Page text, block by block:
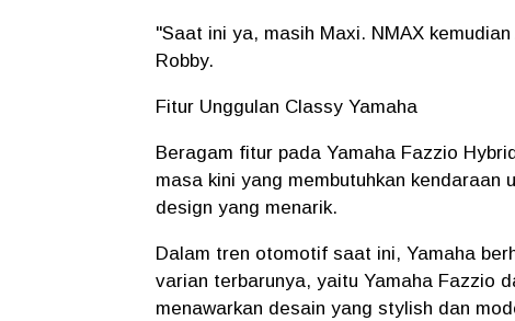
"Saat ini ya, masih Maxi. NMAX
Robby.
Fitur Unggulan Classy Yamaha
Beragam fitur pada Yamaha Fazzio
masa kini yang membutuhkan
design yang menarik.
Dalam tren otomotif saat ini, Yamaha
varian terbarunya, yaitu Yamaha Fazzio
menawarkan desain yang stylish dan